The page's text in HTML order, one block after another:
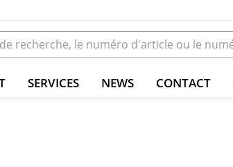
SERVICES NEWS CONTACT